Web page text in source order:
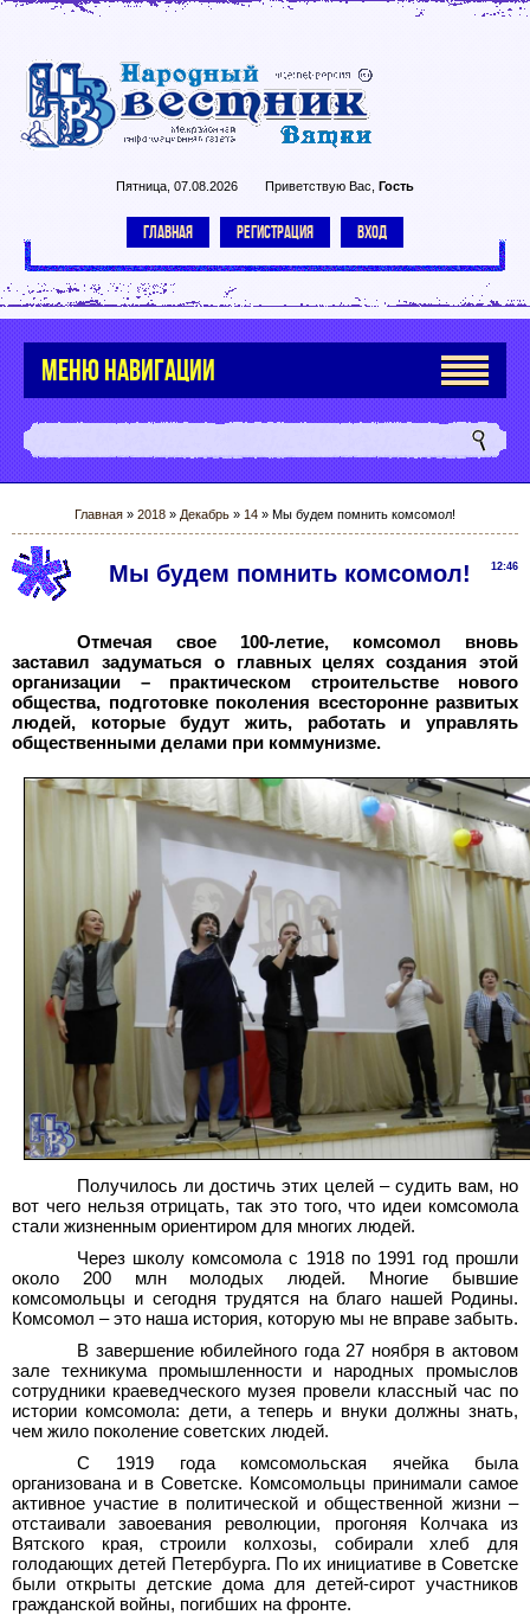
Пятница, 07.08.2026 Приветствую Вас Гость
ГЛАВНАЯ РЕГИСТРАЦИЯ ВХОД
МЕНЮ НАВИГАЦИИ
Главная » 2018 » Декабрь » 14 » Мы будем помнить комсомол!
12:46
Мы будем помнить комсомол!
Отмечая свое 100-летие, комсомол вновь
заставил задуматься о главных целях создания этой
организации – практическом строительстве нового
общества, подготовке поколения всесторонне развитых
людей, которые будут жить, работать и управлять
общественными делами при коммунизме.
Получилось ли достичь этих целей – судить вам, но
вот чего нельзя отрицать, так это того, что идеи комсомола
стали жизненным ориентиром для многих людей.
Через школу комсомола с 1918 по 1991 год прошли
около 200 млн молодых людей. Многие бывшие
комсомольцы и сегодня трудятся на благо нашей Родины.
Комсомол – это наша история, которую мы не вправе забыть.
В завершение юбилейного года 27 ноября в актовом
зале техникума промышленности и народных промыслов
сотрудники краеведческого музея провели классный час по
истории комсомола: дети, а теперь и внуки должны знать,
чем жило поколение советских людей.
С 1919 года комсомольская ячейка была
организована и в Советске. Комсомольцы принимали самое
активное участие в политической и общественной жизни –
отстаивали завоевания революции, прогоняя Колчака из
Вятского края, строили колхозы, собирали хлеб для
голодающих детей Петербурга. По их инициативе в Советске
были открыты детские дома для детей-сирот участников
гражданской войны, погибших на фронте.